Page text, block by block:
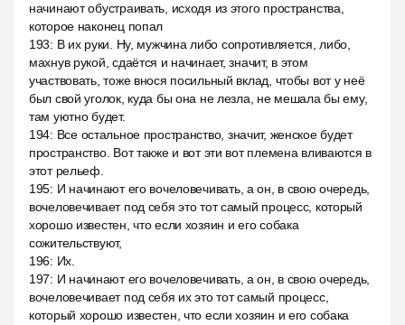
начинают обустраивать, исходя из этого пространства,
которое наконец попал
193: В их руки. Ну, мужчина либо сопротивляется, либо,
махнув рукой, сдаётся и начинает, значит, в этом
участвовать, тоже внося посильный вклад, чтобы вот у неё
был свой уголок, куда бы она не лезла, не мешала бы ему,
там уютно будет.
194: Все остальное пространство, значит, женское будет
пространство. Вот также и вот эти вот племена вливаются в
этот рельеф.
195: И начинают его вочеловечивать, а он, в свою очередь,
вочеловечивает под себя это тот самый процесс, который
хорошо известен, что если хозяин и его собака
сожительствуют,
196: Их.
197: И начинают его вочеловечивать, а он, в свою очередь,
вочеловечивает под себя их это тот самый процесс,
который хорошо известен, что если хозяин и его собака